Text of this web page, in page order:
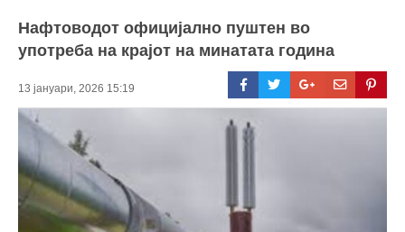
Нафтоводот официјално пуштен во
употреба на крајот на минатата година
13 јануари, 2026 15:19